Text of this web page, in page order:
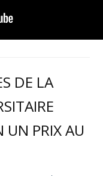
DE LA
UN PRIX AU